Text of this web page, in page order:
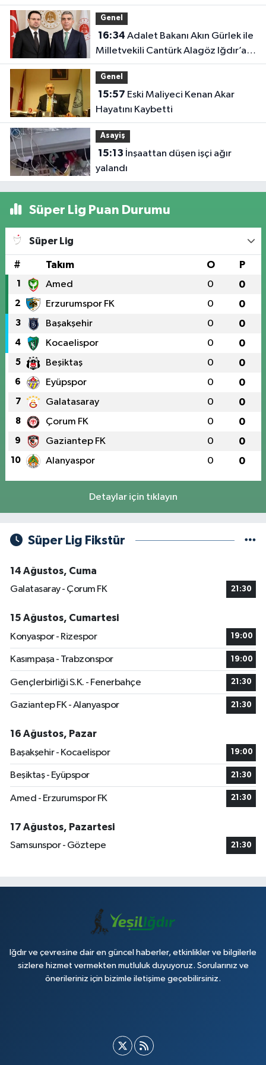
Genel
16:34
Milletvekili Cantürk Alagöz Iğdır’a
Geliyor
Genel
15:57
Hayatını Kaybetti
Asayiş
15:13
yalandı
Süper Lig Puan Durumu
Süper Lig
# Takım O P
1 Amed 0 0
2 Erzurumspor FK 0 0
3 Başakşehir 0 0
4 Kocaelispor 0 0
5 Beşiktaş 0 0
6 Eyüpspor 0 0
7 Galatasaray 0 0
8 Çorum FK 0 0
9 Gaziantep FK 0 0
10 Alanyaspor 0 0
Detaylar için tıklayın
Süper Lig Fikstür
14 Ağustos, Cuma
Galatasaray - Çorum FK
21:30
15 Ağustos, Cumartesi
Konyaspor - Rizespor
19:00
Kasımpaşa - Trabzonspor 19:00
Gençlerbirliği S.K. - Fenerbahçe 21:30
Gaziantep FK - Alanyaspor 21:30
16 Ağustos, Pazar
Başakşehir - Kocaelispor
19:00
Beşiktaş - Eyüpspor 21:30
Amed - Erzurumspor FK 21:30
17 Ağustos, Pazartesi
Samsunspor - Göztepe
21:30
Iğdır ve çevresine dair en güncel haberler, etkinlikler ve bilgilerle
sizlere hizmet vermekten mutluluk duyuyoruz. Sorularınız ve
önerileriniz için bizimle iletişime geçebilirsiniz.